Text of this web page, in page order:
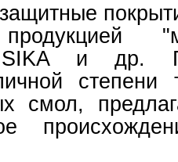
SIKA и др.
степени
смол,